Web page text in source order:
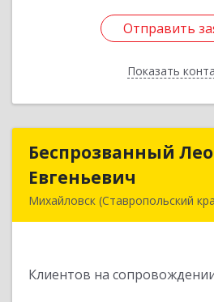
Отправить
Показать
Отправить
Назад
Беспрозванный
Евгеньевич
Михайловск (Ставропольский
Клиентов на